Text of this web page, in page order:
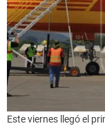
Este viernes llegó el